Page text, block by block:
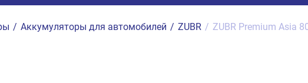
/ Аккумуляторы для автомобилей / ZUBR / ZUBR Premium Asia